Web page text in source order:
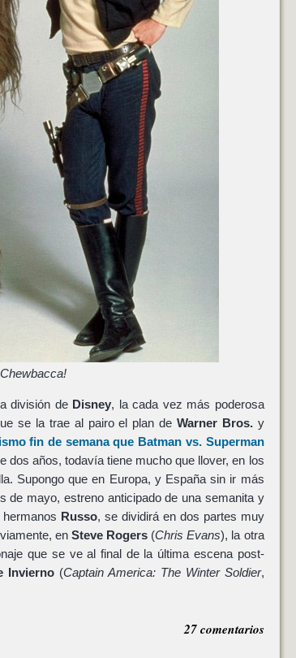
división de Disney, la cada vez más poderosa
se la trae al pairo el plan de Warner Bros.y
fin de semana que Batman vs. Superman
años, todavía tiene mucho que llover, en los
Supongo que en Europa, y España sin ir más
de mayo, estreno anticipado de una semanita y
Russo, se dividirá en dos partes muy
enSteve Rogers (Chris Evans), la otra
que se ve al final de la última escena post-
Invierno(Captain America: The Winter Soldier,
27 comentarios